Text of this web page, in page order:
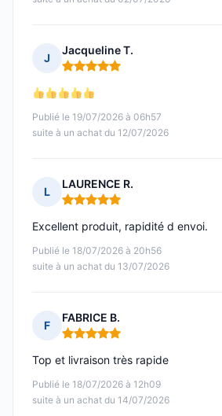
J
Jacqueline T.
Note : 5 sur 5
Publié le 19/07/2026 à 06h57
suite à un achat du 12/07/2026
L
LAURENCE R.
Note : 5 sur 5
Publié le 18/07/2026 à 20h56
suite à un achat du 13/07/2026
Excellent produit, rapidité d envoi.
F
FABRICE B.
Note : 5 sur 5
Publié le 18/07/2026 à 12h09
suite à un achat du 14/07/2026
Top et livraison très rapide